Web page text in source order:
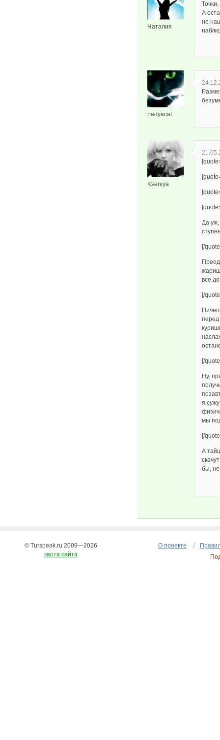
Наталия
А
не
nadyacat
Kseniya
Да уж,
[/
все
[/
[/
Ну,
я
мы
[/
А
бы,
О проекте
© Turspeak.ru 2009—2026
карта сайта